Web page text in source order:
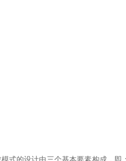
式的设计由三个基本要素构成，即